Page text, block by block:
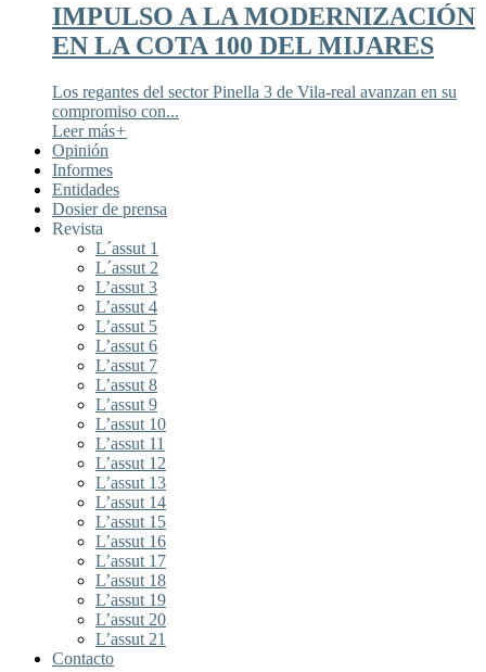
IMPULSO A LA MODERNIZACIÓN
EN LA COTA 100 DEL MIJARES
Los regantes del sector Pinella 3 de Vila-real avanzan en su
compromiso con...
Leer más+
Opinión
Informes
Entidades
Dosier de prensa
Revista
L´assut 1
L´assut 2
L’assut 3
L’assut 4
L’assut 5
L’assut 6
L’assut 7
L’assut 8
L’assut 9
L’assut 10
L’assut 11
L’assut 12
L’assut 13
L’assut 14
L’assut 15
L’assut 16
L’assut 17
L’assut 18
L’assut 19
L’assut 20
L’assut 21
Contacto